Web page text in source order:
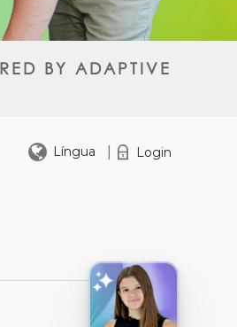
BY ADAPTIVE
Língua | Login